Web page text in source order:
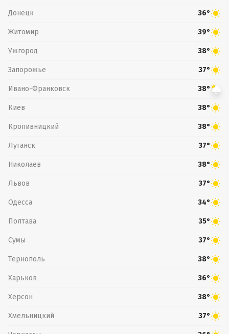
Донецк 36°
Житомир 39°
Ужгород 38°
Запорожье 37°
Ивано-Франковск 38°
Киев 38°
Кропивницкий 38°
Луганск 37°
Николаев 38°
Львов 37°
Одесса 34°
Полтава 35°
Сумы 37°
Тернополь 38°
Харьков 36°
Херсон 38°
Хмельницкий 37°